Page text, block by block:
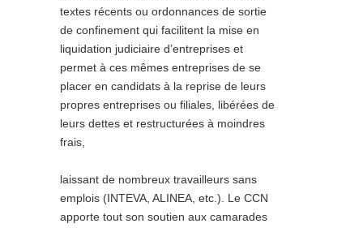
textes récents ou ordonnances de sortie
de confinement qui facilitent la mise en
liquidation judiciaire d’entreprises et
permet à ces mêmes entreprises de se
placer en candidats à la reprise de leurs
propres entreprises ou filiales, libérées de
leurs dettes et restructurées à moindres
frais,
laissant de nombreux travailleurs sans
emplois (INTEVA, ALINEA, etc.). Le CCN
apporte tout son soutien aux camarades